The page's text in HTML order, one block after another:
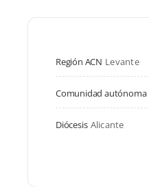
Región ACN Levante
Comunidad autónoma
Diócesis Alicante